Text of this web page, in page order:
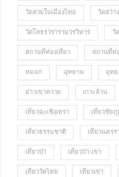
วัดสวยในเมืองไทย วัดสว่า
วัดโสธรวรารามวรวิหาร วั
สถานที่ท่องเที่ยว สถานที่ท่
หมอก อุทยาน อุท
อ่าวเขาควาย เกาะล้าน
เที่ยวฉะเชิงเทรา เที่ยวชัยภู
เที่ยวธรรมชาติ เที่ยวนคร
เที่ยวป่า เที่ยวป่า-เขา
เที่ยววัดไทย เที่ยวเขา